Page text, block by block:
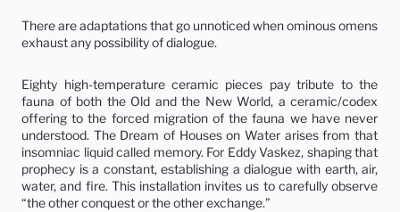
There are adaptations that go unnoticed when ominous omens
exhaust any possibility of dialogue.
Eighty high-temperature ceramic pieces pay tribute to the
fauna of both the Old and the New World, a ceramic/codex
offering to the forced migration of the fauna we have never
understood. The Dream of Houses on Water arises from that
insomniac liquid called memory. For Eddy Vaskez, shaping that
prophecy is a constant, establishing a dialogue with earth, air,
water, and fire. This installation invites us to carefully observe
“the other conquest or the other exchange.”